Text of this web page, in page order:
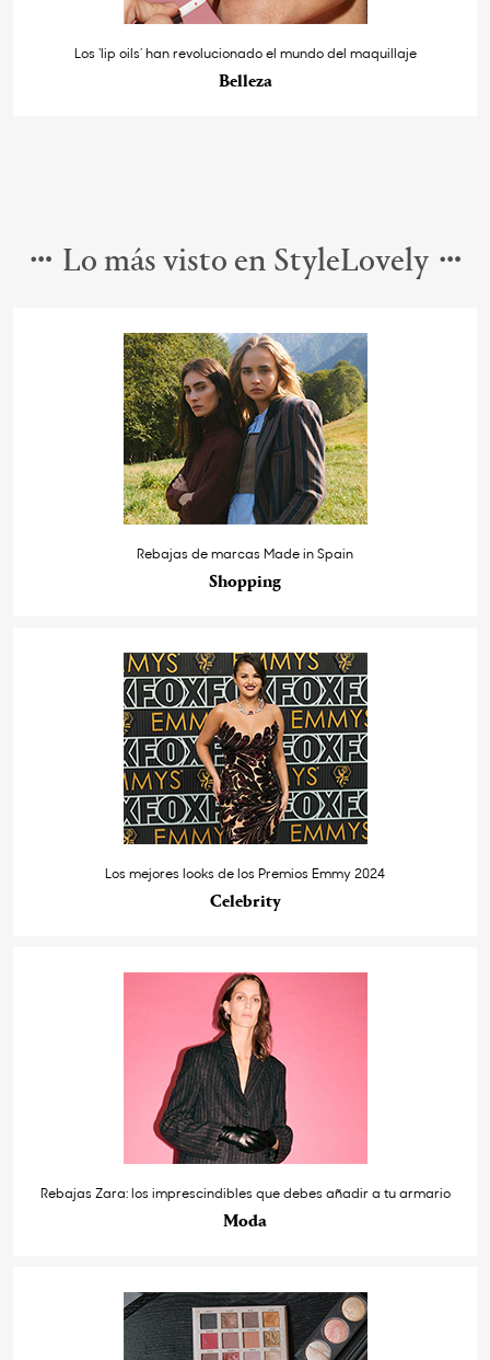
Los ‘lip oils’ han revolucionado el mundo del maquillaje
Belleza
Lo más visto en StyleLovely
Rebajas de marcas Made in Spain
Shopping
Los mejores looks de los Premios Emmy 2024
Celebrity
Rebajas Zara: los imprescindibles que debes añadir a tu armario
Moda